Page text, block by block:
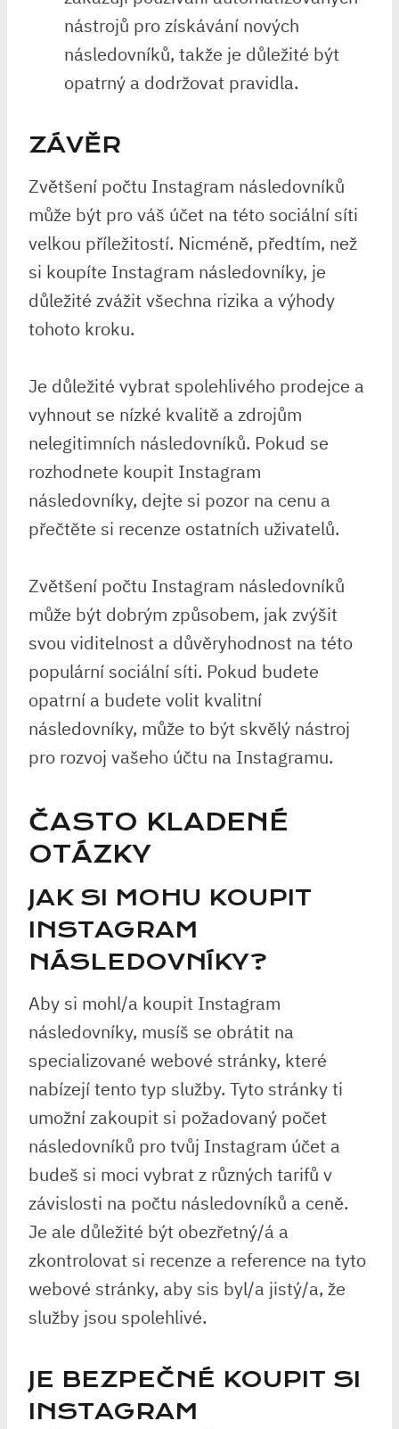
nástrojů pro získávání nových
následovníků, takže je důležité být
opatrný a dodržovat pravidla.
ZÁVĚR
Zvětšení počtu Instagram následovníků
může být pro váš účet na této sociální síti
velkou příležitostí. Nicméně, předtím, než
si koupíte Instagram následovníky, je
důležité zvážit všechna rizika a výhody
tohoto kroku.
Je důležité vybrat spolehlivého prodejce a
vyhnout se nízké kvalitě a zdrojům
nelegitimních následovníků. Pokud se
rozhodnete koupit Instagram
následovníky, dejte si pozor na cenu a
přečtěte si recenze ostatních uživatelů.
Zvětšení počtu Instagram následovníků
může být dobrým způsobem, jak zvýšit
svou viditelnost a důvěryhodnost na této
populární sociální síti. Pokud budete
opatrní a budete volit kvalitní
následovníky, může to být skvělý nástroj
pro rozvoj vašeho účtu na Instagramu.
ČASTO KLADENÉ
OTÁZKY
JAK SI MOHU KOUPIT
INSTAGRAM
NÁSLEDOVNÍKY?
Aby si mohl/a koupit Instagram
následovníky, musíš se obrátit na
specializované webové stránky, které
nabízejí tento typ služby. Tyto stránky ti
umožní zakoupit si požadovaný počet
následovníků pro tvůj Instagram účet a
budeš si moci vybrat z různých tarifů v
závislosti na počtu následovníků a ceně.
Je ale důležité být obezřetný/á a
zkontrolovat si recenze a reference na tyto
webové stránky, aby sis byl/a jistý/a, že
služby jsou spolehlivé.
JE BEZPEČNÉ KOUPIT SI
INSTAGRAM